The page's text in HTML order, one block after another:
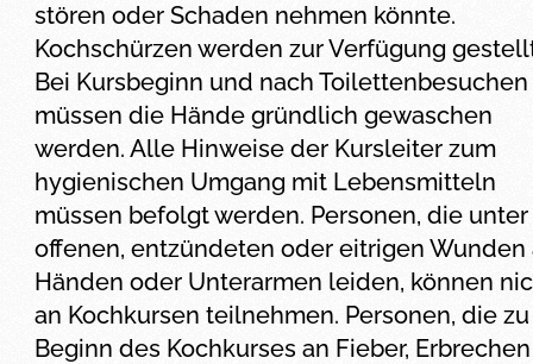
stören oder Schaden nehmen könnte.
Kochschürzen werden zur Verfügung
Bei Kursbeginn und nach Toilettenbesuchen
müssen die Hände gründlich gewaschen
werden. Alle Hinweise der Kursleiter zum
hygienischen Umgang mit Lebensmitteln
müssen befolgt werden. Personen, die unter
offenen, entzündeten oder eitrigen Wunden
Händen oder Unterarmen leiden, können
an Kochkursen teilnehmen. Personen, die zu
Beginn des Kochkurses an Fieber, Erbrechen